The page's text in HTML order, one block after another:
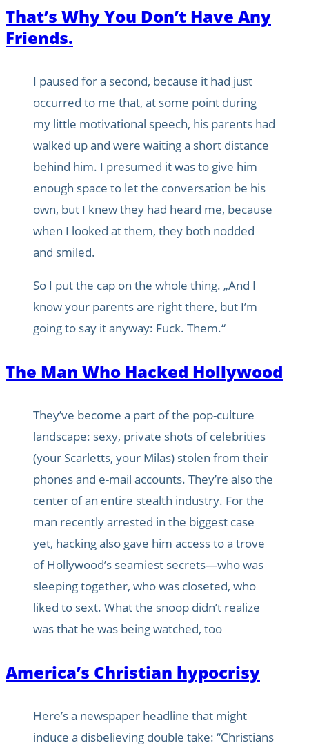
That’s Why You Don’t Have Any
Friends.
I paused for a second, because it had just
occurred to me that, at some point during
my little motivational speech, his parents had
walked up and were waiting a short distance
behind him. I presumed it was to give him
enough space to let the conversation be his
own, but I knew they had heard me, because
when I looked at them, they both nodded
and smiled.
So I put the cap on the whole thing. „And I
know your parents are right there, but I’m
going to say it anyway: Fuck. Them.“
The Man Who Hacked Hollywood
They’ve become a part of the pop-culture
landscape: sexy, private shots of celebrities
(your Scarletts, your Milas) stolen from their
phones and e-mail accounts. They’re also the
center of an entire stealth industry. For the
man recently arrested in the biggest case
yet, hacking also gave him access to a trove
of Hollywood’s seamiest secrets—who was
sleeping together, who was closeted, who
liked to sext. What the snoop didn’t realize
was that he was being watched, too
America’s Christian hypocrisy
Here’s a newspaper headline that might
induce a disbelieving double take: “Christians